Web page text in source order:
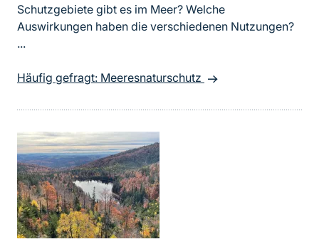
Schutzgebiete gibt es im Meer? Welche
Auswirkungen haben die verschiedenen Nutzungen?
...
Häufig gefragt: Meeresnaturschutz